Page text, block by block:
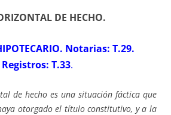
DE HECHO.
Notarias: T.29.
Registros: T.33.
de hecho es una situación fáctica que
otorgado el título constitutivo, y a la